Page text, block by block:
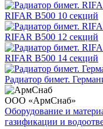
RIFAR B500 10 секций
RIFAR B500 12 секций
RIFAR B500 14 секций
Радиатор бимет.
ООО «АрмСнаб»
Оборудование и
газификации и